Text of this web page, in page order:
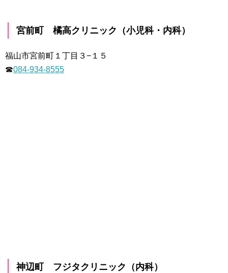
宮前町 橘高クリニック（小児科・内科）
福山市宮前町１丁目３−１５
☎084-934-8555
神辺町 フジタクリニック（内科）